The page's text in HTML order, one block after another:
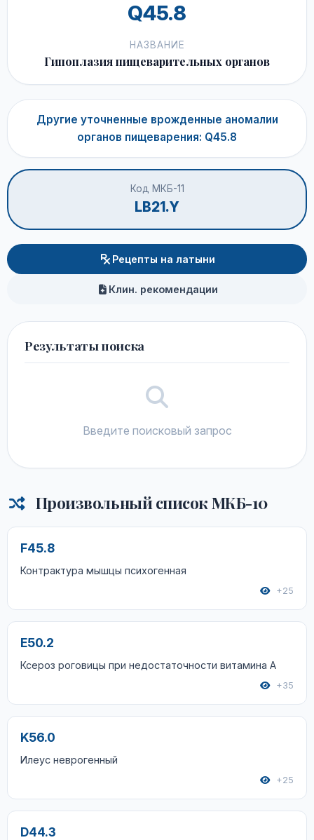
Q45.8
НАЗВАНИЕ
Гипоплазия пищеварительных органов
Другие уточненные врожденные аномалии
органов пищеварения: Q45.8
Код МКБ-11
LB21.Y
Рецепты на латыни
Клин. рекомендации
Результаты поиска
Введите поисковый запрос
Произвольный список МКБ-10
F45.8
Контрактура мышцы психогенная
+25
E50.2
Ксероз роговицы при недостаточности витамина А
+35
K56.0
Илеус неврогенный
+25
D44.3